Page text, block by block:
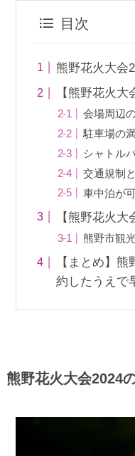
目次
熊野花火大会
【熊野花火
会場周辺
駐車場の
シャトル
交通規制
車中泊が
【熊野花火
熊野市観
【まとめ】
約したうえで
熊野花火大会2024